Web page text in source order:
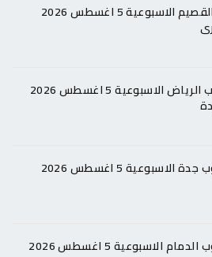
عروض نستو القصيم الاسبوعية 5 اغسطس 2026
عروض الدانوب الرياض الاسبوعية 5 اغسطس 2026
5 اغسطس 2026
الاسبوعية 5 اغسطس 2026